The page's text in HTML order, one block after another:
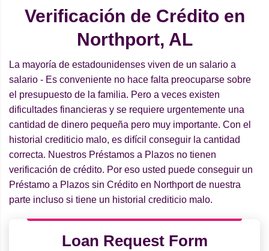
Verificación de Crédito en
Northport, AL
La mayoría de estadounidenses viven de un salario a
salario - Es conveniente no hace falta preocuparse sobre
el presupuesto de la familia. Pero a veces existen
dificultades financieras y se requiere urgentemente una
cantidad de dinero pequeña pero muy importante. Con el
historial crediticio malo, es difícil conseguir la cantidad
correcta. Nuestros Préstamos a Plazos no tienen
verificación de crédito. Por eso usted puede conseguir un
Préstamo a Plazos sin Crédito en Northport de nuestra
parte incluso si tiene un historial crediticio malo.
Loan Request Form